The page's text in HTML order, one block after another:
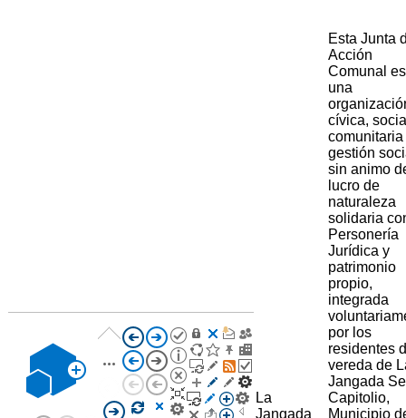
La
Jangada
​Esta Junta
Acción
Comunal es
una
cívica,
comunitaria
gestión
sin animo
lucro de
naturaleza
solidaria
Personería
Jurídica y
patrimonio
propio,
integrada
por los
residentes
vereda de
Jangada
Capitolio,
Municipio